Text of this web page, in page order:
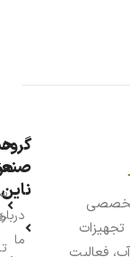
فروش تخصصی
گروه
ناین
ما